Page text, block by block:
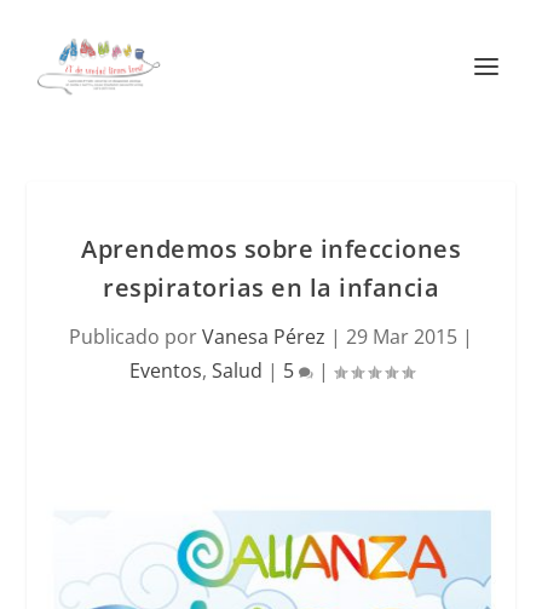
Aprendemos sobre infecciones
respiratorias en la infancia
Publicado porVanesa Pérez | 29 Mar 2015 |
Eventos, Salud | 5 |